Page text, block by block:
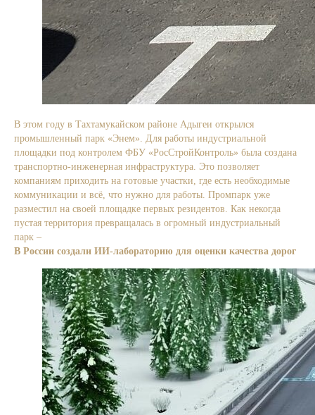
В этом году в Тахтамукайском районе Адыгеи открылся
промышленный парк «Энем». Для работы индустриальной
площадки под контролем ФБУ «РосСтройКонтроль» была создана
транспортно-инженерная инфраструктура. Это позволяет
компаниям приходить на готовые участки, где есть необходимые
коммуникации и всё, что нужно для работы. Промпарк уже
разместил на своей площадке первых резидентов. Как некогда
пустая территория превращалась в огромный индустриальный
парк –
В России создали ИИ-лабораторию для оценки качества дорог